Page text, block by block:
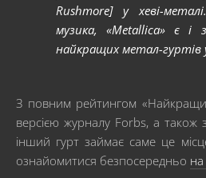
Rushmore] у хеві-
музика, «Metallica» є і
найкращих метал-гуртів
З повним рейтингом «Найкращих
версією журналу Forbs, а
інший гурт займає саме це
ознайомитися безпосередньо на